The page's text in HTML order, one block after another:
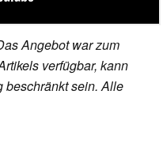
Angebot war zum
verfügbar, kann
beschränkt sein. Alle